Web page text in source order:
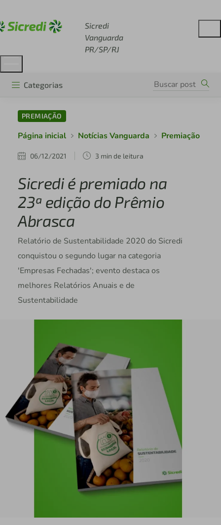
Sicredi
Vanguarda
PR/SP/RJ
Categorias
PREMIAÇÃO
Página inicial Notícias Vanguarda Premiação
06/12/2021 3 min de leitura
Sicredi é premiado na
23ª edição do Prêmio
Abrasca
Relatório de Sustentabilidade 2020 do Sicredi
conquistou o segundo lugar na categoria
'Empresas Fechadas'; evento destaca os
melhores Relatórios Anuais e de
Sustentabilidade